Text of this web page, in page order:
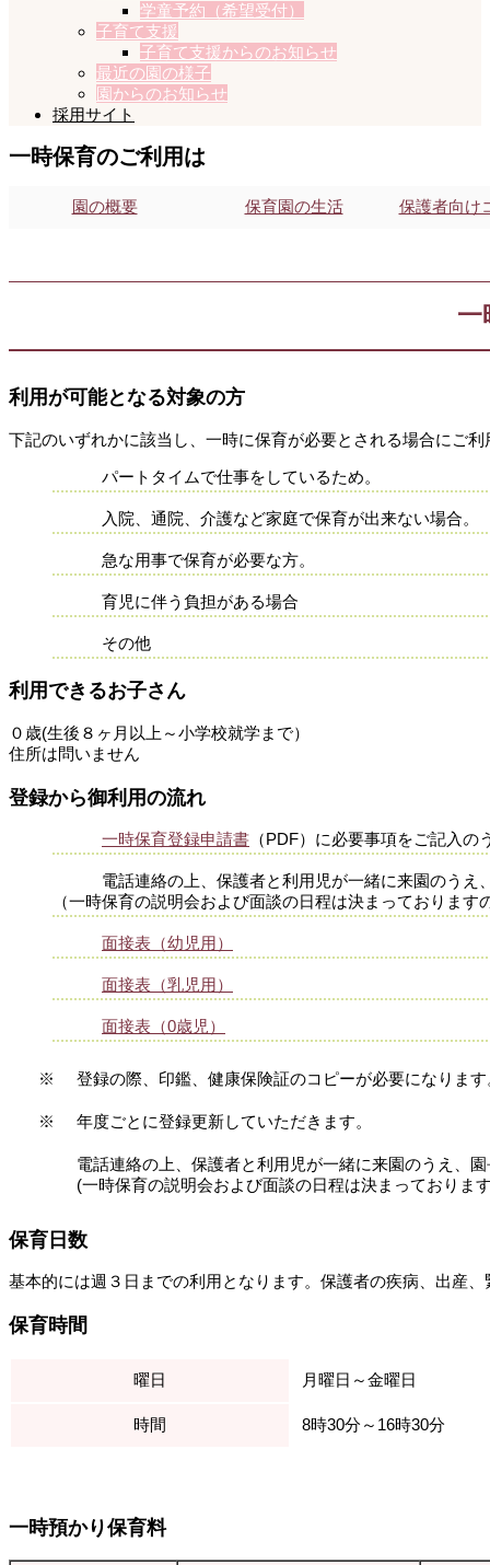
学童予約（希望受付）
子育て支援
子育て支援からのお知らせ
最近の園の様子
園からのお知らせ
採用サイト
一時保育のご利 用は
園の概要 保育園の生活 保護者向け
一
利用が可能となる対象の方
下記のいずれかに該当し、一時に保育が必要とされる場合にご利
パートタイムで仕事をしているため。
入院、通院、介護など家庭で保育が出来ない場合。
急な用事で保育が必要な方。
育児に伴う負担がある場合
その他
利用できるお子さん
０歳(生後８ヶ月以上～小学校就学まで）
住所は問いません
登録から御利用の流れ
一時保育登録申請書 （PDF）に必要事項をご記入
電話連絡の上、保護者と利用児が一緒に来園のうえ
（一時保育の説明会および面談の日程は決まっております
面接表（幼児用）
面接表（乳児用）
面接表（0歳児）
※ 登録の際、印鑑、健康保険証のコピーが必要になります
※ 年度ごとに登録更新していただきます。
電話連絡の上、保護者と利用児が一緒に来園のうえ、
(一時保育の説明会および面談の日程は決まっておりま
保育日数
基本的には週３日までの利用となります。保護者
保育時間
曜日 月曜日～金曜日
時間 8時30分～16時30分
一時預かり保育料